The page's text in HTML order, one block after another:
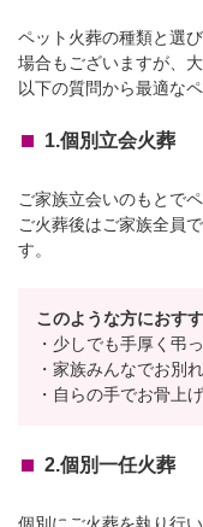
ペット火葬の種類と選
場合もございますが、
以下の質問から最適な
1.個別立会火葬
ご家族立会いのもとで
ご火葬後はご家族全員
す。
このような方におす
・少しでも手厚く弔
・家族みんなでお別
・自らの手でお骨上
2.個別一任火葬